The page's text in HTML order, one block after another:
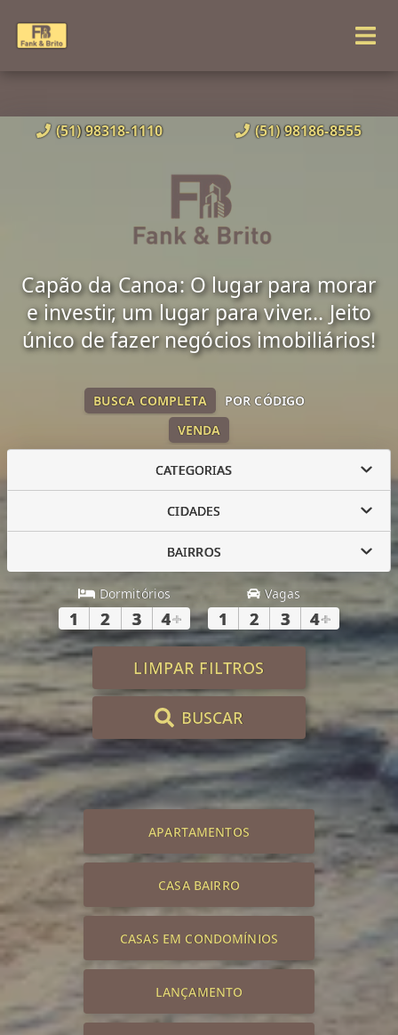
(51) 98318-1110 (51) 98186-8555
Capão da Canoa: O lugar para morar
e investir, um lugar para viver... Jeito
único de fazer negócios imobiliários!
VENDA
BUSCA COMPLETA POR CÓDIGO
CATEGORIAS
CIDADES
BAIRROS
Dormitórios
1 2 3 4+
Vagas
1 2 3 4+
LIMPAR FILTROS
BUSCAR
APARTAMENTOS
CASA BAIRRO
CASAS EM CONDOMÍNIOS
LANÇAMENTO